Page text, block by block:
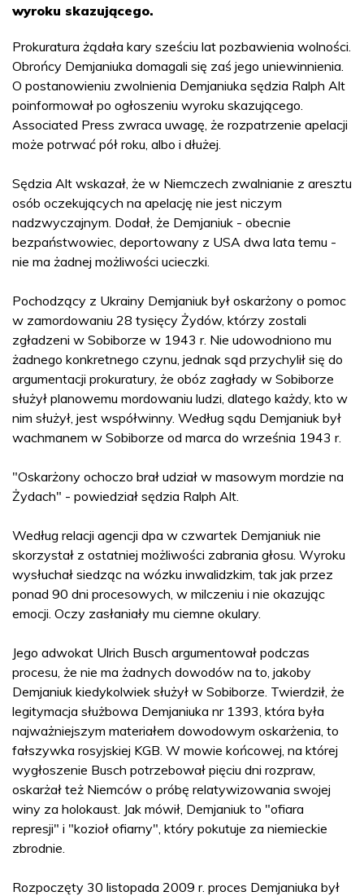
wyroku skazującego.
Prokuratura żądała kary sześciu lat pozbawienia wolności.
Obrońcy Demjaniuka domagali się zaś jego uniewinnienia.
O postanowieniu zwolnienia Demjaniuka sędzia Ralph Alt
poinformował po ogłoszeniu wyroku skazującego.
Associated Press zwraca uwagę, że rozpatrzenie apelacji
może potrwać pół roku, albo i dłużej.
Sędzia Alt wskazał, że w Niemczech zwalnianie z aresztu
osób oczekujących na apelację nie jest niczym
nadzwyczajnym. Dodał, że Demjaniuk - obecnie
bezpaństwowiec, deportowany z USA dwa lata temu -
nie ma żadnej możliwości ucieczki.
Pochodzący z Ukrainy Demjaniuk był oskarżony o pomoc
w zamordowaniu 28 tysięcy Żydów, którzy zostali
zgładzeni w Sobiborze w 1943 r. Nie udowodniono mu
żadnego konkretnego czynu, jednak sąd przychylił się do
argumentacji prokuratury, że obóz zagłady w Sobiborze
służył planowemu mordowaniu ludzi, dlatego każdy, kto w
nim służył, jest współwinny. Według sądu Demjaniuk był
wachmanem w Sobiborze od marca do września 1943 r.
"Oskarżony ochoczo brał udział w masowym mordzie na
Żydach" - powiedział sędzia Ralph Alt.
Według relacji agencji dpa w czwartek Demjaniuk nie
skorzystał z ostatniej możliwości zabrania głosu. Wyroku
wysłuchał siedząc na wózku inwalidzkim, tak jak przez
ponad 90 dni procesowych, w milczeniu i nie okazując
emocji. Oczy zasłaniały mu ciemne okulary.
Jego adwokat Ulrich Busch argumentował podczas
procesu, że nie ma żadnych dowodów na to, jakoby
Demjaniuk kiedykolwiek służył w Sobiborze. Twierdził, że
legitymacja służbowa Demjaniuka nr 1393, która była
najważniejszym materiałem dowodowym oskarżenia, to
fałszywka rosyjskiej KGB. W mowie końcowej, na której
wygłoszenie Busch potrzebował pięciu dni rozpraw,
oskarżał też Niemców o próbę relatywizowania swojej
winy za holokaust. Jak mówił, Demjaniuk to "ofiara
represji" i "kozioł ofiarny", który pokutuje za niemieckie
zbrodnie.
Rozpoczęty 30 listopada 2009 r. proces Demjaniuka był